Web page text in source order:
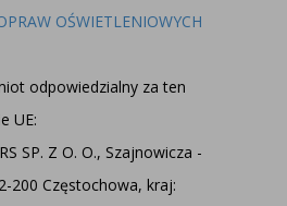
OŚWIETLENIOWYCH
odpowiedzialny za ten
UE:
SP. Z O. O., Szajnowicza -
200 Częstochowa, kraj: